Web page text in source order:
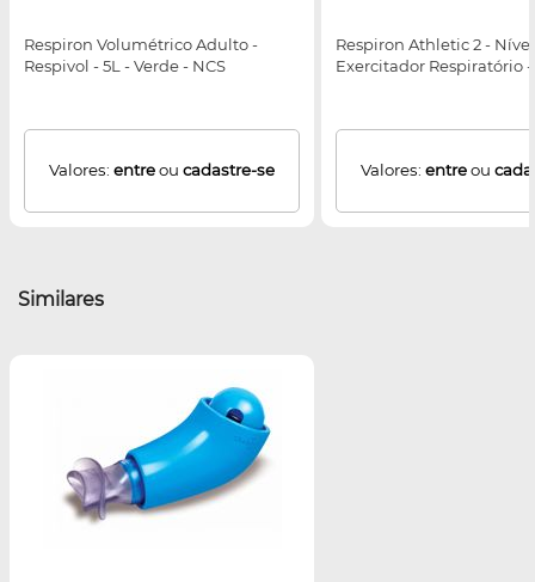
Respiron Volumétrico Adulto -
Respivol - 5L - Verde - NCS
Valores: entreou cadastre-se
Respiron Athletic 2 -
Exercitador Respiratório -
Valores: entreou
Similares